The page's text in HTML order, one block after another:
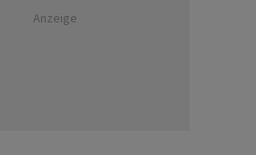
Anzeige